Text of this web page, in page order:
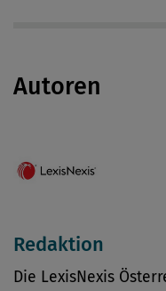
Autoren
Redaktion
Die LexisNexis